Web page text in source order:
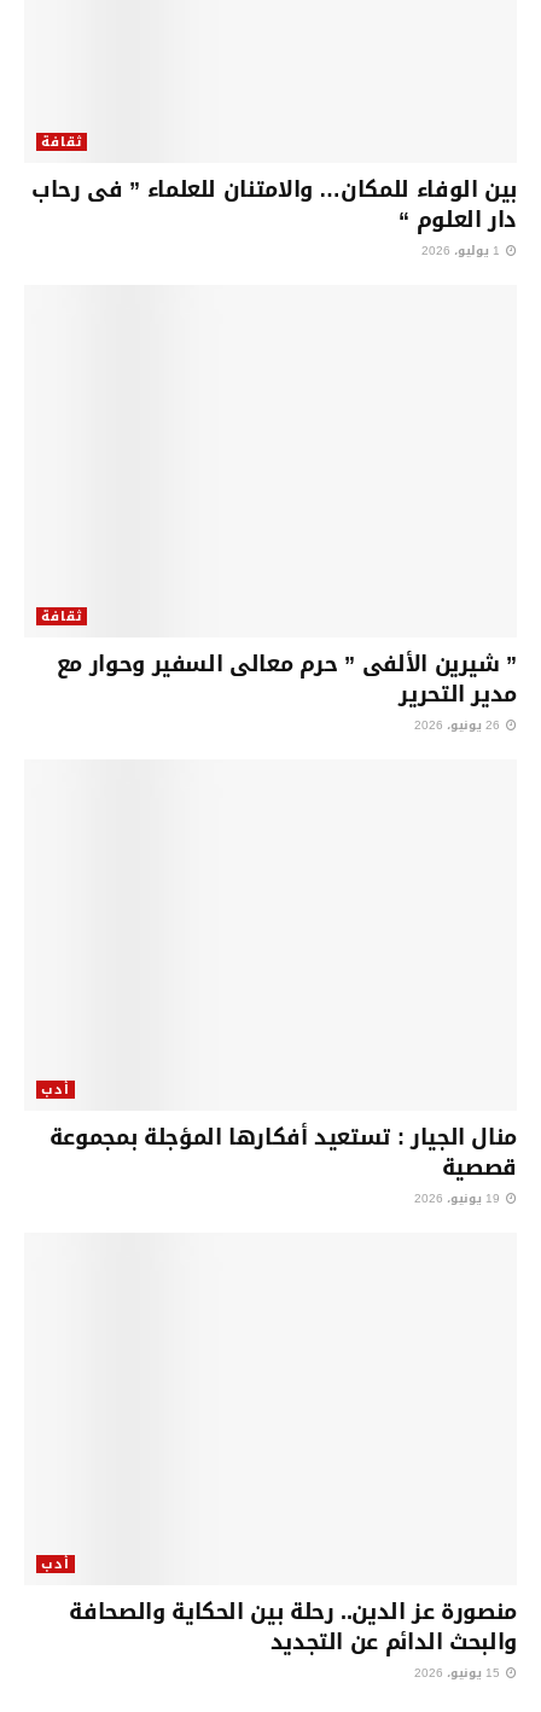
ثقافة
بين الوفاء للمكان… والامتنان للعلماء ” فى رحاب
دار العلوم “
ثقافة
” شيرين الألفى ” حرم معالى السفير وحوار مع
مدير التحرير
أدب
منال الجيار : تستعيد أفكارها المؤجلة بمجموعة
قصصية
أدب
منصورة عز الدين.. رحلة بين الحكاية والصحافة
والبحث الدائم عن التجديد